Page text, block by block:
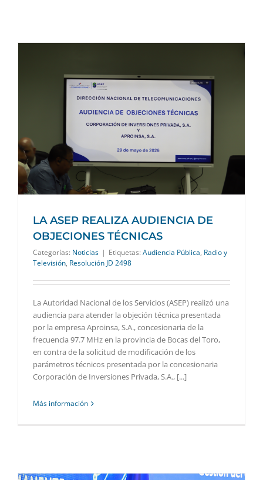
LA ASEP REALIZA AUDIENCIA DE
OBJECIONES TÉCNICAS
Categorías: Noticias | Etiquetas: Audiencia Pública, Radio y
Televisión, Resolución JD 2498
La Autoridad Nacional de los Servicios (ASEP) realizó una
audiencia para atender la objeción técnica presentada
por la empresa Aproinsa, S.A., concesionaria de la
frecuencia 97.7 MHz en la provincia de Bocas del Toro,
en contra de la solicitud de modificación de los
parámetros técnicos presentada por la concesionaria
Corporación de Inversiones Privada, S.A., [...]
Más información